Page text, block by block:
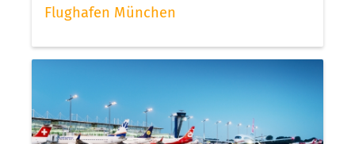
Flughafen München